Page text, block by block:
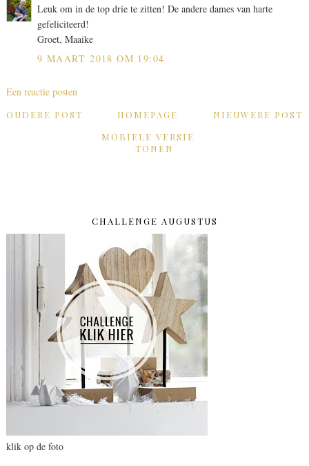
Leuk om in de top drie te zitten! De andere dames van harte
gefeliciteerd!
Groet, Maaike
9 MAART 2018 OM 19:04
Een reactie posten
NIEUWERE POST
OUDERE POST
HOMEPAGE
MOBIELE VERSIE
TONEN
CHALLENGE AUGUSTUS
klik op de foto